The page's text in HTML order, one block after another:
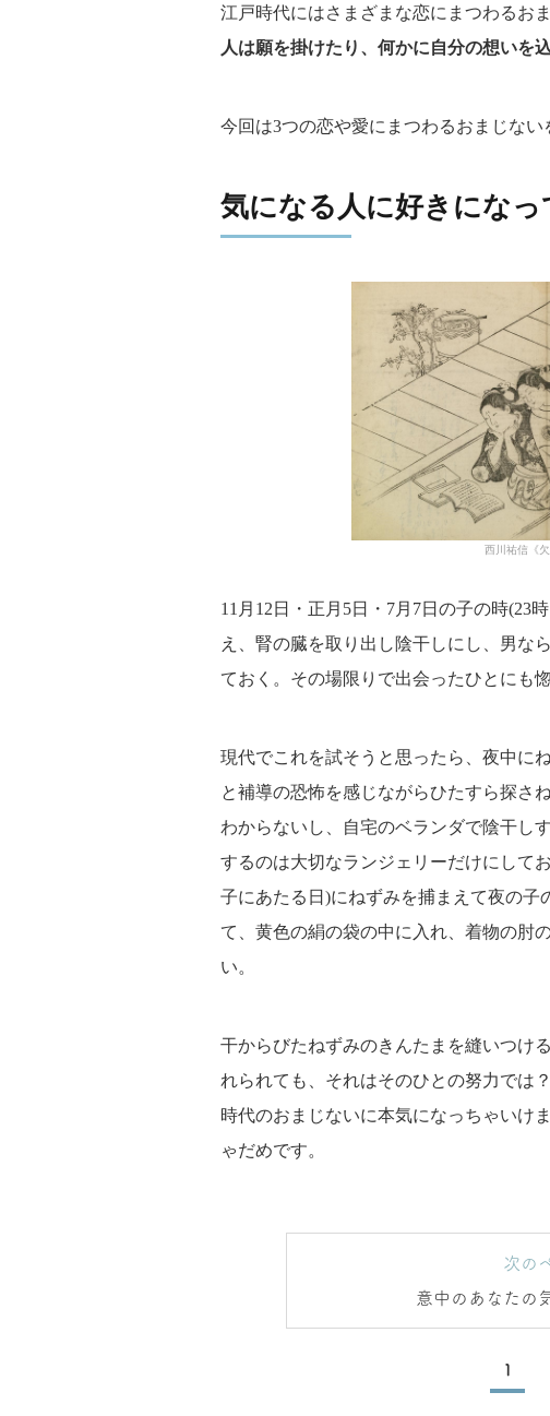
江戸時代にはさまざまな恋にまつわるお
人は願を掛けたり、何かに自分の想いを
今回は3つの恋や愛にまつわるおまじない
気になる人に好きにな
西川祐信《
11月12日・正月5日・7月7日の子の時(23
え、腎の臓を取り出し陰干しにし、男な
ておく。その場限りで出会ったひとにも
現代でこれを試そうと思ったら、夜中に
と補導の恐怖を感じながらひたすら探さ
わからないし、自宅のベランダで陰干し
するのは大切なランジェリーだけにして
子にあたる日)にねずみを捕まえて夜の子
て、黄色の絹の袋の中に入れ、着物の肘
い。
干からびたねずみのきんたまを縫いつけ
れられても、それはそのひとの努力で
時代のおまじないに本気になっちゃいけ
ゃだめです。
次の
意中のあなたの
1